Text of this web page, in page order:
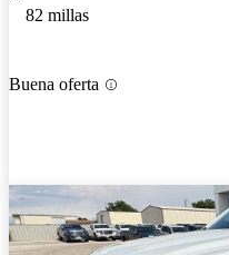
82 millas
Buena oferta